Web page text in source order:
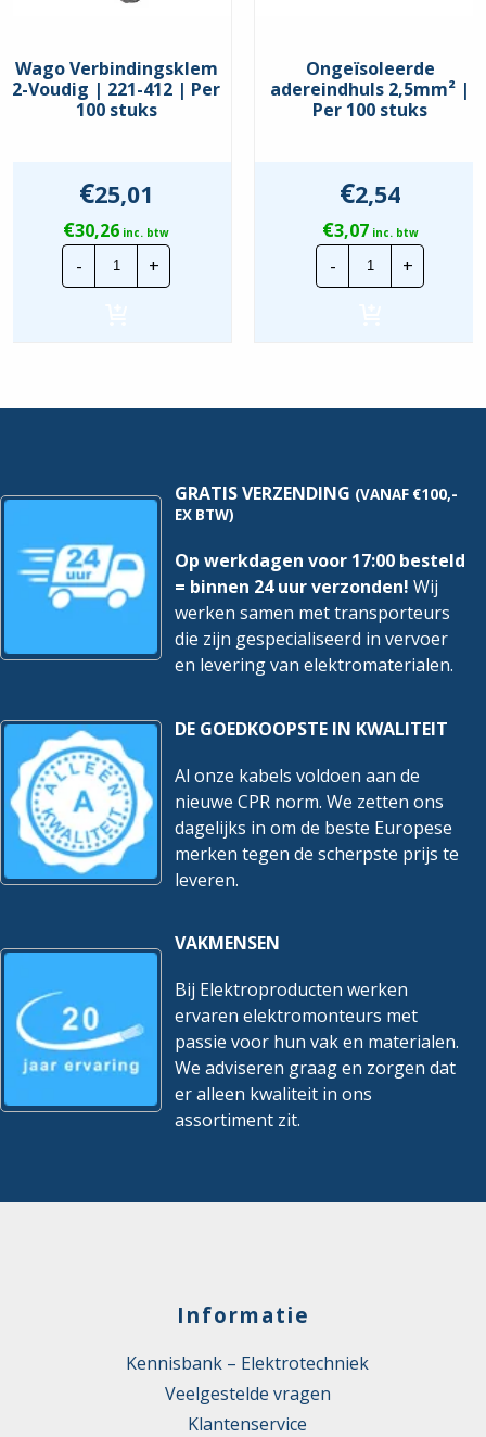
Wago Verbindingsklem
2-Voudig | 221-412 | Per
100 stuks
€25,01
€30,26 inc. btw
-
Wago
Verbindingsklem
2-
100
+
Ongeïsoleerde
adereindhuls 2,5mm² |
Per 100 stuks
€2,54
€3,07inc. btw
- adereindhuls
2,5mm²
+
GRATIS VERZENDING (VANAF €100,-
EX BTW)
Op werkdagen voor 17:00 besteld
= binnen 24 uur verzonden! Wij
werken samen met transporteurs
die zijn gespecialiseerd in vervoer
en levering van elektromaterialen.
DE GOEDKOOPSTE IN KWALITEIT
Al onze kabels voldoen aan de
nieuwe CPR norm. We zetten ons
dagelijks in om de beste Europese
merken tegen de scherpste prijs te
leveren.
VAKMENSEN
Bij Elektroproducten werken
ervaren elektromonteurs met
passie voor hun vak en materialen.
We adviseren graag en zorgen dat
er alleen kwaliteit in ons
assortiment zit.
Informatie
Kennisbank – Elektrotechniek
Veelgestelde vragen
Klantenservice